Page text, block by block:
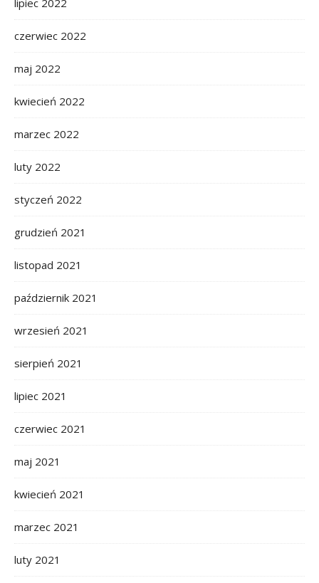
czerwiec 2022
maj 2022
kwiecień 2022
marzec 2022
luty 2022
styczeń 2022
grudzień 2021
listopad 2021
październik 2021
wrzesień 2021
sierpień 2021
lipiec 2021
czerwiec 2021
maj 2021
kwiecień 2021
marzec 2021
luty 2021